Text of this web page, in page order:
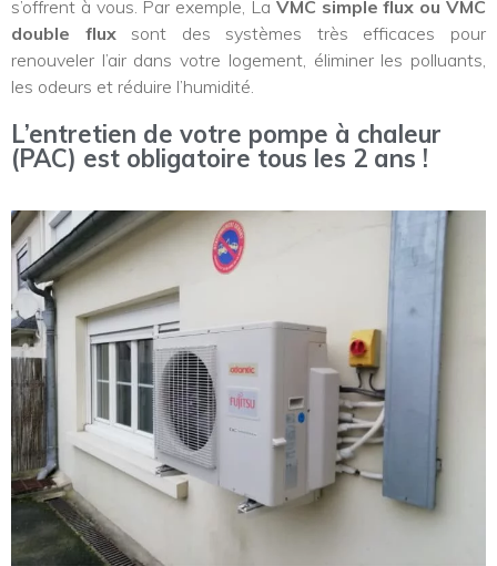
s’offrent à vous. Par exemple, La VMC simple flux ou VMC
double fluxsont des systèmes très efficaces pour
renouveler l’air dans votre logement, éliminer les polluants,
les odeurs et réduire l’humidité.
L’entretien de votre pompe à chaleur
(PAC) est obligatoire tous les 2 ans !